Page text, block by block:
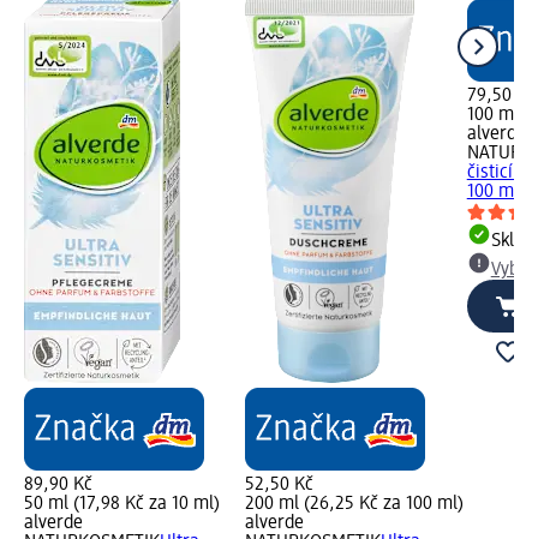
89,90 Kč
50 ml (17,98 Kč za 10 ml)
alverde
52,50 Kč
200 ml (26,25 Kč za 100 ml)
alverde
79,50 Kč
100 ml
alverde
čisticí
100 ml